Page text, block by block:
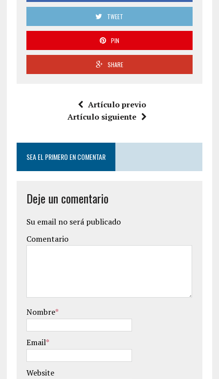
TWEET
PIN
SHARE
Artículo previo
Artículo siguiente
SEA EL PRIMERO EN COMENTAR
Deje un comentario
Su email no será publicado
Comentario
Nombre*
Email*
Website